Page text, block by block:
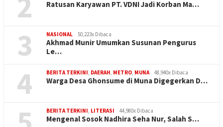
Ratusan Karyawan PT. VDNI Jadi Korban Ma…
3 NASIONAL 50,223x Dibaca
Akhmad Munir Umumkan Susunan Pengurus
Le…
4 BERITA TERKINI, DAERAH, METRO, MUNA 48,940x Dibaca
Warga Desa Ghonsume di Muna Digegerkan D…
BERITA TERKINI, LITERASI 44,980x Dibaca
Mengenal Sosok Nadhira Seha Nur, Salah S…